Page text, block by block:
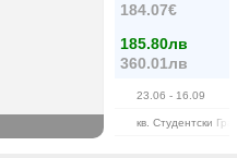
184.07€
185.80лв
360.01лв
23.06 - 16.09
кв. Студентски